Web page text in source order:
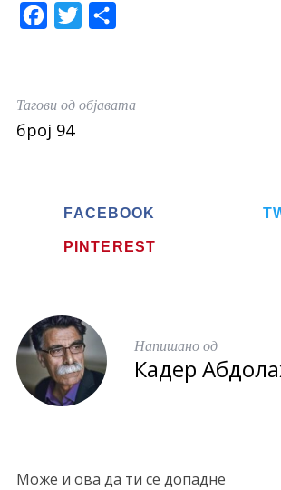
e
b
t
r
Тагови од објавата
број 94
FACEBOOK
PINTEREST
Напишано од
Кадер
Може и ова да ти се допадне